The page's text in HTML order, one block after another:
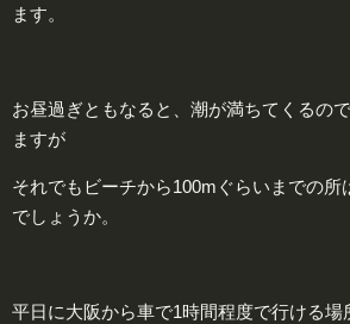
ます。
お昼過ぎともなると、潮が満ちてくるの
ますが
それでもビーチから100mぐらいまでの所
でしょうか。
平日に大阪から車で1時間程度で行ける場